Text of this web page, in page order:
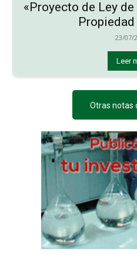
«Proyecto de Ley
23/07/
Leer
Otras notas